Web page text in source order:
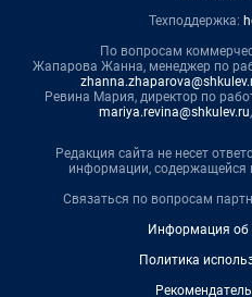
Техподдержка:
По вопросам
Жапарова Жанна, менеджер по
Ревина Мария, директор по
mariya.revina@shkulev.ru
Редакция сайта не несет
информации, содержащейся
Связаться по вопросам
Информация об
Политика